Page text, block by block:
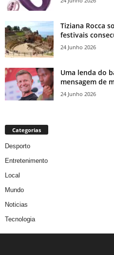
Tiziana Rocca
festivais
24 Junho 2026
Uma lenda do
mensagem de
24 Junho 2026
Categorias
Desporto
Entretenimento
Local
Mundo
Noticias
Tecnologia